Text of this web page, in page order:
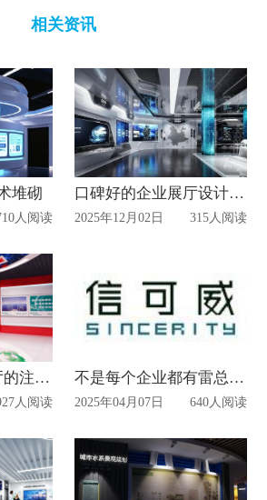
相关资讯
堆砌
人阅读
口碑好的企业展厅设计公司引言当今数字化的时代
2025年12月02日 315人阅读
建设智慧党建展厅的注意事项
人阅读
不是每个企业都有雷总，但每个企业都可以有一个“会说话”的展厅
2025年04月07日 640人阅读